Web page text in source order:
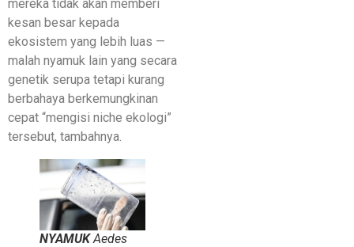
mereka tidak akan memberi
kesan besar kepada
ekosistem yang lebih luas —
malah nyamuk lain yang secara
genetik serupa tetapi kurang
berbahaya berkemungkinan
cepat “mengisi niche ekologi”
tersebut, tambahnya.
NYAMUKAedes